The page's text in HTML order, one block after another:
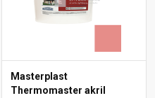
Masterplast
Thermomaster akril